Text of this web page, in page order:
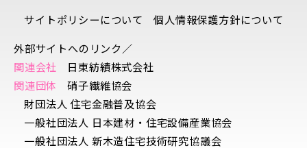
サイトポリシーについて 個人情報保護方針について
外部サイトへのリンク／
関連会社
日東紡績株式会社
関連団体
硝子繊維協会
財団法人 住宅金融普及協会
一般社団法人 日本建材・住宅設備産業協会
一般社団法人 新木造住宅技術研究協議会